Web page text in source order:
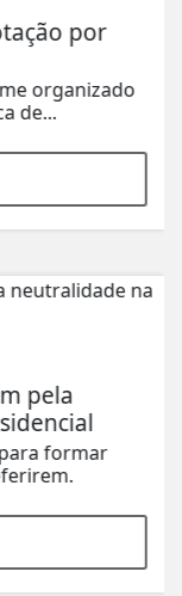
por
organizado
de...
pela
formar